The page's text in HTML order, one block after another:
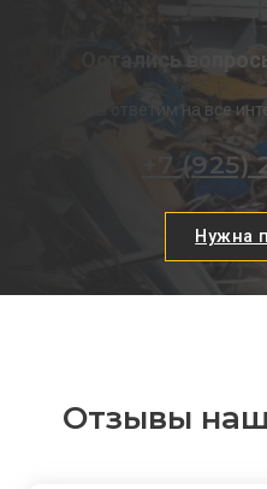
Остались
Мы ответим на все
+7
Нужна
Отзывы